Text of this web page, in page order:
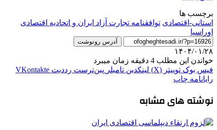
برچسب ها
استانی-اقتصادی توافقنامه تجارت آزاد ایران و اتحادیه اقتصادی
اوراسیا
آدرس رونوشت
۱۴۰۴/۰۱/۲۸
خواندن این مطلب 4 دقیقه زمان میبرد
فیس بوک توییتر (X) لینکدین ‫تامبلر ‫پین‌ترست ‫رددیت ‫VKontakte
رایانامه چاپ
نوشته های مشابه